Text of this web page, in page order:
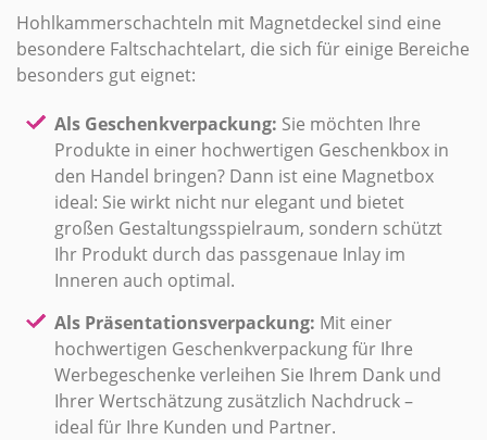
Hohlkammerschachteln mit Magnetdeckel sind eine
besondere Faltschachtelart, die sich für einige Bereiche
besonders gut eignet:
Als Geschenkverpackung: Sie möchten Ihre
Produkte in einer hochwertigen Geschenkbox in
den Handel bringen? Dann ist eine Magnetbox
ideal: Sie wirkt nicht nur elegant und bietet
großen Gestaltungsspielraum, sondern schützt
Ihr Produkt durch das passgenaue Inlay im
Inneren auch optimal.
Als Präsentationsverpackung: Mit einer
hochwertigen Geschenkverpackung für Ihre
Werbegeschenke verleihen Sie Ihrem Dank und
Ihrer Wertschätzung zusätzlich Nachdruck –
ideal für Ihre Kunden und Partner.